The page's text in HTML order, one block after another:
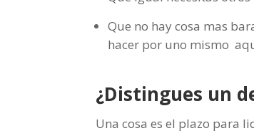
Que no hay cosa mas
hacer por uno mismo
¿Distingues un
Una cosa es el plazo para